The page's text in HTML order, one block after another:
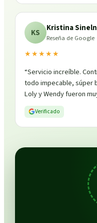
KS Kristina
Reseña de Google
★★★★★
“Servicio increíble.
todo impecable, súper
Loly y Wendy fueron
Verificado